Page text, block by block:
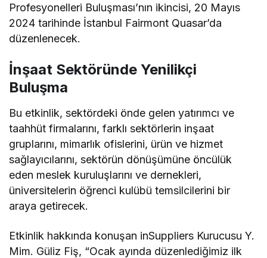
Profesyonelleri Buluşması’nın ikincisi, 20 Mayıs
2024 tarihinde İstanbul Fairmont Quasar’da
düzenlenecek.
İnşaat Sektöründe Yenilikçi
Buluşma
Bu etkinlik, sektördeki önde gelen yatırımcı ve
taahhüt firmalarını, farklı sektörlerin inşaat
gruplarını, mimarlık ofislerini, ürün ve hizmet
sağlayıcılarını, sektörün dönüşümüne öncülük
eden meslek kuruluşlarını ve dernekleri,
üniversitelerin öğrenci kulübü temsilcilerini bir
araya getirecek.
Etkinlik hakkında konuşan inSuppliers Kurucusu Y.
Mim. Güliz Fiş, “Ocak ayında düzenlediğimiz ilk